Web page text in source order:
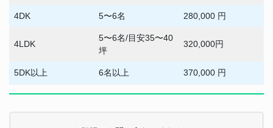
4DK 5〜6名 280,000 円
4LDK
5〜6名/目安35〜40
坪
320,000円
5DK以上 6名以上 370,000 円